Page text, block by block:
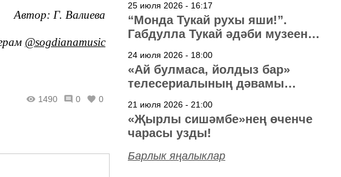
Автор: Г. Валиева
@sogdianamusic
1490 0 0
25 июля 2026 - 16:17
“Монда Тукай рухы яши!”.
Габдулла Тукай әдәби музеена
24 июля 2026 - 18:00
«Ай булмаса, йолдыз бар»
телесериалының дәвамы
21 июля 2026 - 21:00
«Җырлы сишәмбе»нең өченче
чарасы узды!
Барлык яңалыклар